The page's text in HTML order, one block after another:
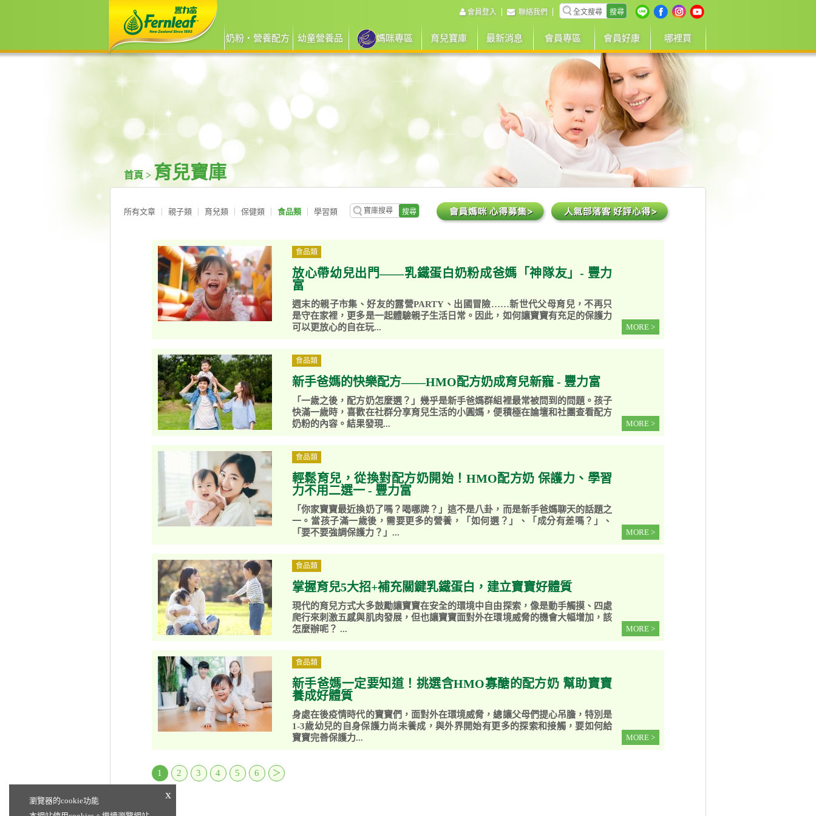
會員登入 聯絡我們 搜尋
奶粉‧營養配方 幼童營養品 媽咪專區 育兒寶庫 最新消息 會員專區 會員好康 哪裡買
首頁 > 育兒寶庫
所有文章 親子類 育兒類 保健類 食品類 學習類 搜尋
食品類
放心帶幼兒出門——乳鐵蛋白奶粉成爸媽「神隊友」- 豐力
富
週末的親子市集、好友的露營PARTY、出國冒險……新世代父母育兒，不再只
是守在家裡，更多是一起體驗親子生活日常。因此，如何讓寶寶有充足的保護力
可以更放心的自在玩...
MORE >
食品類
新手爸媽的快樂配方——HMO配方奶成育兒新寵 - 豐力富
「一歲之後，配方奶怎麼選？」幾乎是新手爸媽群組裡最常被問到的問題。孩子
快滿一歲時，喜歡在社群分享育兒生活的小圓媽，便積極在論壇和社團查看配方
奶粉的內容。結果發現...
MORE >
食品類
輕鬆育兒，從換對配方奶開始！HMO配方奶 保護力、學習
力不用二選一 - 豐力富
「你家寶寶最近換奶了嗎？喝哪牌？」這不是八卦，而是新手爸媽聊天的話題之
一。當孩子滿一歲後，需要更多的營養，「如何選？」、「成分有差嗎？」、
「要不要強調保護力？」...
MORE >
食品類
掌握育兒5大招+補充關鍵乳鐵蛋白，建立寶寶好體質
現代的育兒方式大多鼓勵讓寶寶在安全的環境中自由探索，像是動手觸摸、四處
爬行來刺激五感與肌肉發展，但也讓寶寶面對外在環境威脅的機會大幅增加，該
怎麼辦呢？ ...
MORE >
食品類
新手爸媽一定要知道！挑選含HMO寡醣的配方奶 幫助寶寶
養成好體質
身處在後疫情時代的寶寶們，面對外在環境威脅，總讓父母們提心吊膽，特別是
1-3歲幼兒的自身保護力尚未養成，與外界開始有更多的探索和接觸，要如何給
寶寶完善保護力...
MORE >
1 2 3 4 5 6 ＞
x
瀏覽器的cookie功能